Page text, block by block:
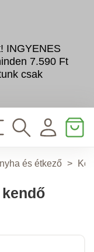
INGYENES
7.590 Ft
csak
és étkező >